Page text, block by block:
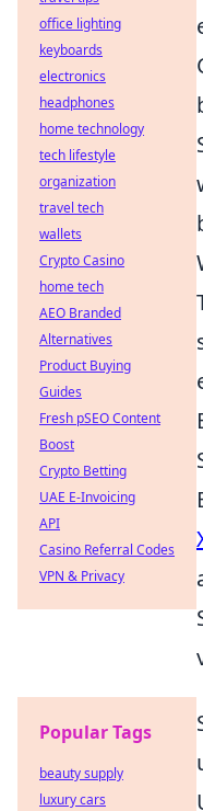
office lighting
keyboards
electronics
headphones
home technology
tech lifestyle
organization
travel tech
wallets
Crypto Casino
home tech
AEO Branded
Alternatives
Product Buying
Guides
Fresh pSEO Content
Boost
Crypto Betting
UAE E-Invoicing
API
Casino Referral Codes
VPN & Privacy
Popular Tags
beauty supply
luxury cars